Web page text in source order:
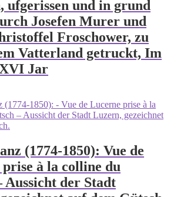
ufgerissen und in grund
Josefen Murer und
Froschower, zu
Vatterland getruckt, Im
Jar
(1774-1850): Vue de
à la colline du
Aussicht der Stadt